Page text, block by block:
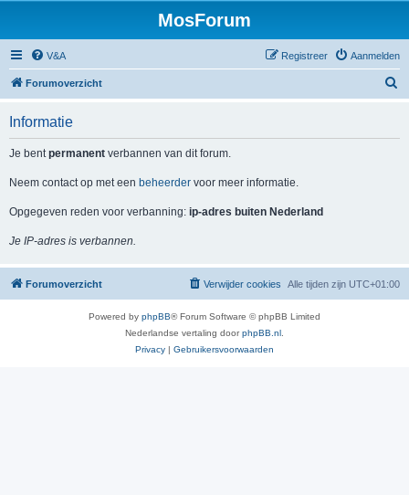
MosForum
V&A Aanmelden
Registreer
Forumoverzicht
Informatie
Je bentpermanent verbannen van dit forum.
Neem contact op met een beheerder voor meer informatie.
Opgegeven reden voor verbanning: ip-adres buiten Nederland
Je IP-adres is verbannen.
Forumoverzicht Alle tijden zijn UTC+01:00
Verwijder cookies
Powered by phpBB® Forum Software © phpBB Limited
Nederlandse vertaling doorphpBB.nl
Privacy | Gebruikersvoorwaarden